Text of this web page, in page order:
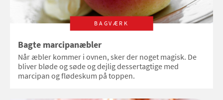
BAGVÆRK
Bagte marcipanæbler
Når æbler kommer i ovnen, sker der noget magisk. De
bliver bløde og søde og dejlig dessertagtige med
marcipan og flødeskum på toppen.